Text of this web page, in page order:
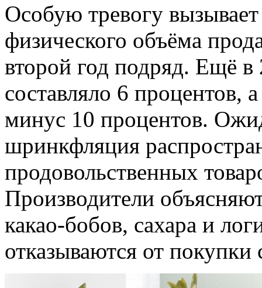
Особую тревогу
физического объёма
второй год подряд. Ещё в
составляло 6
минус 10 процентов.
шринкфляция
продовольственных
Производители
какао-бобов, сахара и
отказываются от покупки